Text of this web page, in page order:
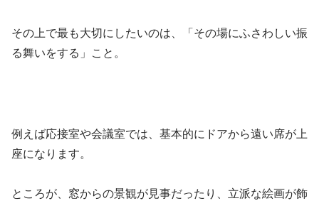
その上で最も大切にしたいのは、「その場にふさわしい振
る舞いをする」こと。
例えば応接室や会議室では、基本的にドアから遠い席が上
座になります。
ところが、窓からの景観が見事だったり、立派な絵画が飾